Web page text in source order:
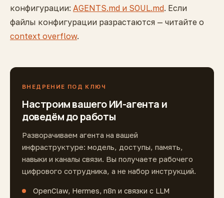
конфигурации: AGENTS.md и SOUL.md. Если
файлы конфигурации разрастаются — читайте о
context overflow.
ВНЕДРЕНИЕ ПОД КЛЮЧ
Настроим вашего ИИ-агента и
доведём до работы
Разворачиваем агента на вашей
инфраструктуре: модель, доступы, память,
навыки и каналы связи. Вы получаете рабочего
цифрового сотрудника, а не набор инструкций.
OpenClaw, Hermes, n8n и связки с LLM